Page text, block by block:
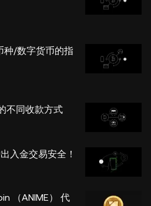
种/数字货币的指
不同收款方式
入金交易安全！
（ANIME） 代